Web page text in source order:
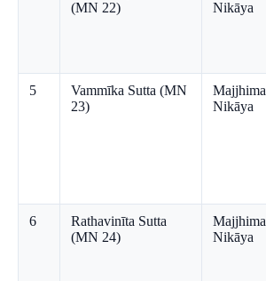
(MN 22)
Nikāya
5
Vammīka Sutta (MN
23)
Majjhima
Nikāya
6
Rathavinīta Sutta
(MN 24)
Majjhima
Nikāya